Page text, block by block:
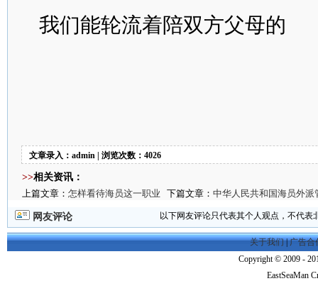
我们能轮流着陪双方父母的
文章录入：admin | 浏览次数：4026
>>相关资讯：
上篇文章： 怎样看待海员这一职业 下篇文章： 中华人民共和国海员外派
网友评论 以下网友评论只代表其个人观点，不代
关于我们|广告合
Copyright © 2009 -
EastSeaMan